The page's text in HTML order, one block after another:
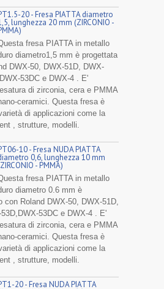
20 - Fresa PIATTA diametro
lunghezza 20 mm (ZIRCONIO -
fresa PIATTA in metallo
diametro1,5 mm è progettata
DWX-50, DWX-51D, DWX-
53DC e DWX-4 . E'
di zirconia, cera e PMMA
ceramici. Questa fresa è
di applicazioni come la
, strutture, modelli.
10 - Fresa NUDA PIATTA
0,6, lunghezza 10 mm
- PMMA)
fresa PIATTA in metallo
diametro 0.6 mm è
con Roland DWX-50, DWX-51D,
53DC e DWX-4 . E'
di zirconia, cera e PMMA
ceramici. Questa fresa è
di applicazioni come la
, strutture, modelli.
20 - Fresa NUDA PIATTA